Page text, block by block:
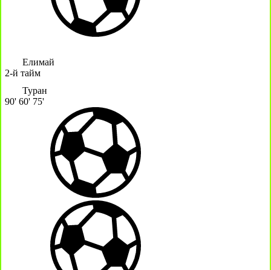
Елимай
2-й тайм
Туран
90' 60' 75'